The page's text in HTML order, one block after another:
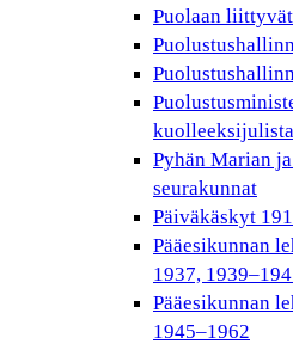
Puolaan
Pyhän Marian
seurakunnat
Päiväkäskyt
Pääesikunnan
1937,
Pääesikunnan
1945–1962